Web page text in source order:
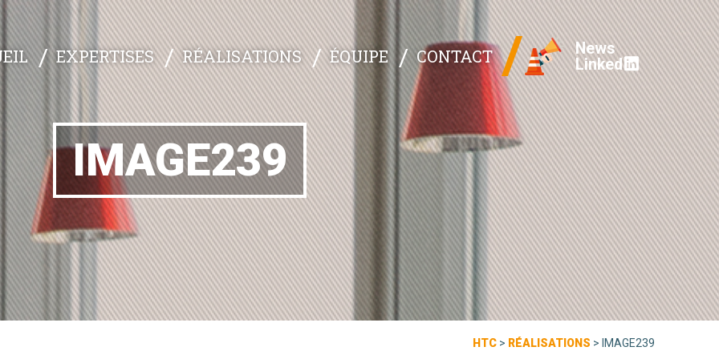
EXPERTISES RÉALISATIONS ÉQUIPE CONTACT
News
Linked
IMAGE239
HTC > RÉALISATIONS > IMAGE239